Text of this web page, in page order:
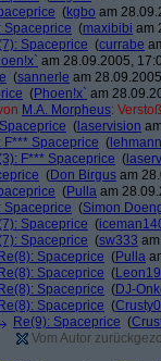
(kgbo am
Spaceprice (maxibibi am
Spaceprice (currabe
am 28.09.2005,
(sannerle am
(Phoen!x` am
M.A. Morpheus:
( laservision
F*** Spaceprice (
F*** Spaceprice (
(Don Birgus am
(Pulla am
Spaceprice (Simon
Spaceprice (
Spaceprice (sw333
Re(8): Spaceprice (Pulla
Re(8): Spaceprice (
Re(8): Spaceprice (DJ-
Re(8): Spaceprice (
Re(9): Spaceprice (
Vom Autor